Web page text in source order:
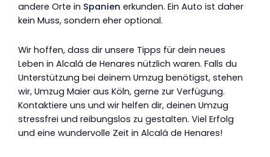
andere Orte in Spanien erkunden. Ein Auto ist daher
kein Muss, sondern eher optional.
Wir hoffen, dass dir unsere Tipps für dein neues
Leben in Alcalá de Henares nützlich waren. Falls du
Unterstützung bei deinem Umzug benötigst, stehen
wir, Umzug Maier aus Köln, gerne zur Verfügung.
Kontaktiere uns und wir helfen dir, deinen Umzug
stressfrei und reibungslos zu gestalten. Viel Erfolg
und eine wundervolle Zeit in Alcalá de Henares!